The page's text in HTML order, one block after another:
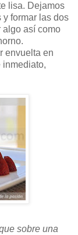
lisa. Dejamos
y formar las dos
algo así como
envuelta en
inmediato,
sobre una